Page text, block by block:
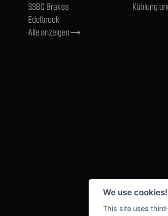
SSBC Brakes
Edelbrock
Alle anzeigentrending_flat
Kühlung
We use cookies!
This site uses